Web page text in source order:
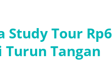
Study Tour Rp6
Tangan